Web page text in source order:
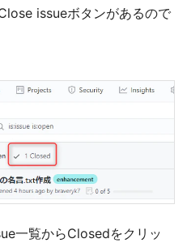
issueボタンがあるので
一覧からClosedをクリッ